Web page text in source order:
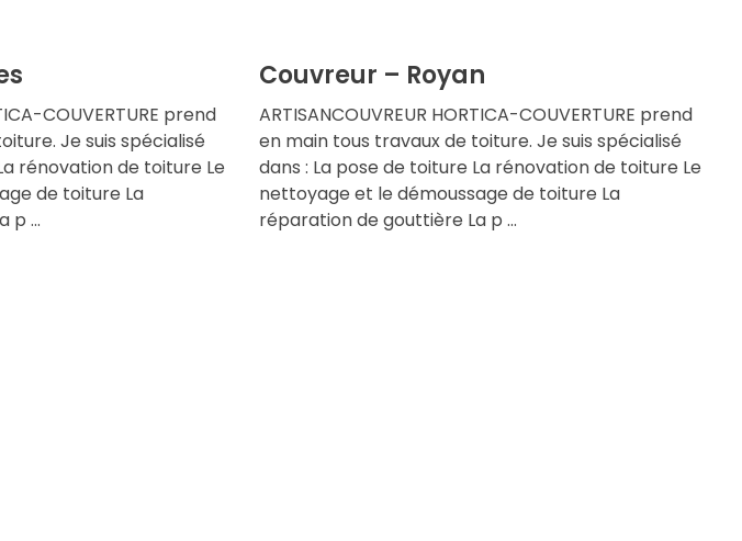
COUVERTURE prend
Je suis spécialisé
rénovation de toiture Le
de toiture La
p ...
Couvreur – Royan
ARTISANCOUVREUR HORTICA-COUVERTURE prend
en main tous travaux de toiture. Je suis spécialisé
dans : La pose de toiture La rénovation de toiture Le
nettoyage et le démoussage de toiture La
réparation de gouttière La p ...